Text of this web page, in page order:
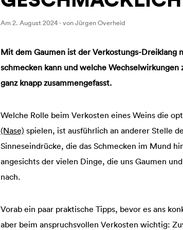
Am 2. August 2024 · von Jürgen Overheid
Mit dem Gaumen ist der Verkostungs-Dreiklang
schmecken kann und welche
ganz knapp zusammengefasst.
Welche Rolle beim Verkosten eines Weins die
(Nase) spielen, ist ausführlich an anderer Stelle
Sinneseindrücke, die das Schmecken im Mund
angesichts der vielen Dinge, die uns Gaumen
nach.
Vorab ein paar praktische Tipps, bevor es ans
aber beim anspruchsvollen Verkosten wichtig: